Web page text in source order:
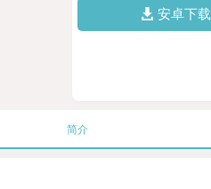
安卓下载
简介